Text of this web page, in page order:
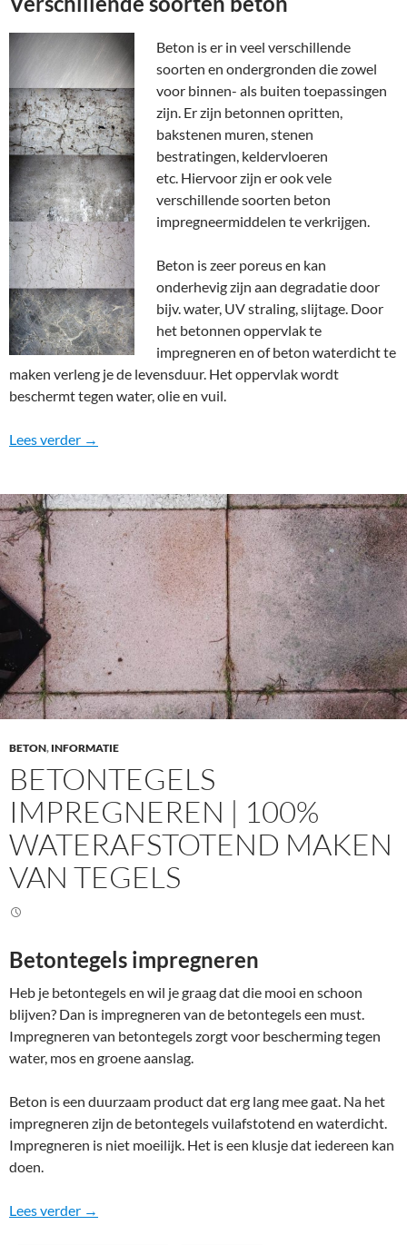
Beton is er in veel verschillende
soorten en ondergronden die zowel
voor binnen- als buiten toepassingen
zijn. Er zijn betonnen opritten,
bakstenen muren, stenen
bestratingen, keldervloeren
etc. Hiervoor zijn er ook vele
verschillende soorten beton
impregneermiddelen te verkrijgen.
Beton is zeer poreus en kan
onderhevig zijn aan degradatie door
bijv. water, UV straling, slijtage. Door
het betonnen oppervlak te
impregneren en of beton waterdicht te
maken verleng je de levensduur. Het oppervlak wordt
beschermt tegen water, olie en vuil.
Lees verder Beste beton impregneermiddelen
→
BETON, INFORMATIE
BETONTEGELS
IMPREGNEREN | 100%
WATERAFSTOTEND MAKEN
VAN TEGELS
Betontegels impregneren
Heb je betontegels en wil je graag dat die mooi en schoon
blijven? Dan is impregneren van de betontegels een must.
Impregneren van betontegels zorgt voor bescherming tegen
water, mos en groene aanslag.
Beton is een duurzaam product dat erg lang mee gaat. Na het
impregneren zijn de betontegels vuilafstotend en waterdicht.
Impregneren is niet moeilijk. Het is een klusje dat iedereen kan
doen.
Lees verder Betontegels impregneren | 100% waterafstotend
→